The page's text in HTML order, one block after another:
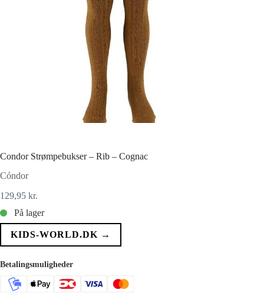
Condor Strømpebukser – Rib – Cognac
Cóndor
129,95 kr.
På lager
KIDS-WORLD.DK →
Betalingsmuligheder